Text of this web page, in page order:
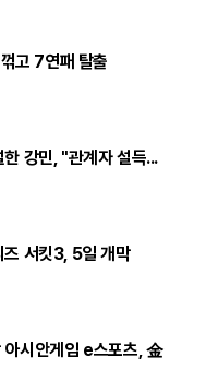
고 7연패 탈출
한 강민, "관계자 설득...
즈 서킷3, 5일 개막
시안게임 e스포츠, 金